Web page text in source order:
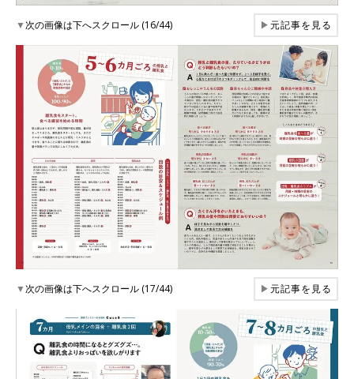
▼次の画像は下へスクロール (16/44) ▶元記事を見る
▼次の画像は下へスクロール (17/44) ▶元記事を見る